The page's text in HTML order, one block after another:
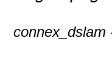
connex_dslam